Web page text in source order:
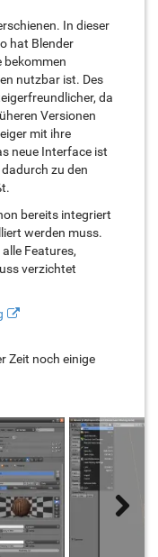
In dieser
hat Blender
bekommen
nutzbar ist. Des
da
Versionen
mit ihre
neue Interface ist
zu den
bereits integriert
werden muss.
Features,
verzichtet
Zeit noch einige